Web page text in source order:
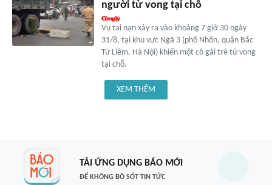
người tử vong tại chỗ
Vụ tai nạn xảy ra vào khoảng 7 giờ 30 ngày
31/8, tại khu vực Ngã 3 (phố Nhổn, quận Bắc
Từ Liêm, Hà Nội) khiến một cô gái trẻ tử vong
tại chỗ.
XEM THÊM
TẢI ỨNG DỤNG BÁO MỚI
ĐỂ KHÔNG BỎ SÓT TIN TỨC